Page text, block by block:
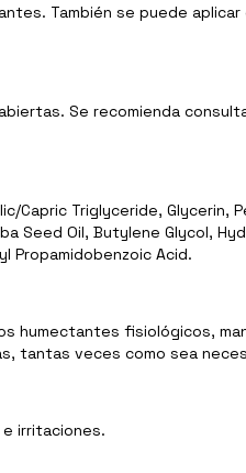
También se puede aplicar
Se recomienda
Capric Triglyceride, Glycerin,
Seed Oil, Butylene Glycol,
Propamidobenzoic Acid.
humectantes fisiológicos,
tantas veces como sea
irritaciones.